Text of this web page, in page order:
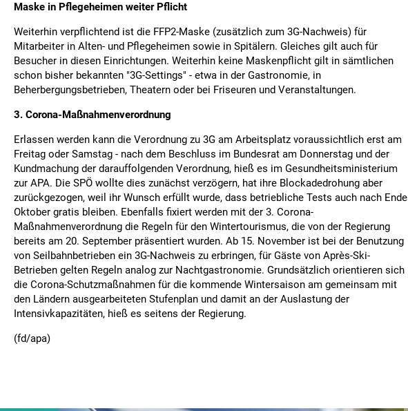
Maske in Pflegeheimen weiter Pflicht
Weiterhin verpflichtend ist die FFP2-Maske (zusätzlich zum 3G-Nachweis) für
Mitarbeiter in Alten- und Pflegeheimen sowie in Spitälern. Gleiches gilt auch für
Besucher in diesen Einrichtungen. Weiterhin keine Maskenpflicht gilt in sämtlichen
schon bisher bekannten "3G-Settings" - etwa in der Gastronomie, in
Beherbergungsbetrieben, Theatern oder bei Friseuren und Veranstaltungen.
3. Corona-Maßnahmenverordnung
Erlassen werden kann die Verordnung zu 3G am Arbeitsplatz voraussichtlich erst am
Freitag oder Samstag - nach dem Beschluss im Bundesrat am Donnerstag und der
Kundmachung der darauffolgenden Verordnung, hieß es im Gesundheitsministerium
zur APA. Die SPÖ wollte dies zunächst verzögern, hat ihre Blockadedrohung aber
zurückgezogen, weil ihr Wunsch erfüllt wurde, dass betriebliche Tests auch nach Ende
Oktober gratis bleiben. Ebenfalls fixiert werden mit der 3. Corona-
Maßnahmenverordnung die Regeln für den Wintertourismus, die von der Regierung
bereits am 20. September präsentiert wurden. Ab 15. November ist bei der Benutzung
von Seilbahnbetrieben ein 3G-Nachweis zu erbringen, für Gäste von Après-Ski-
Betrieben gelten Regeln analog zur Nachtgastronomie. Grundsätzlich orientieren sich
die Corona-Schutzmaßnahmen für die kommende Wintersaison am gemeinsam mit
den Ländern ausgearbeiteten Stufenplan und damit an der Auslastung der
Intensivkapazitäten, hieß es seitens der Regierung.
(fd/apa)